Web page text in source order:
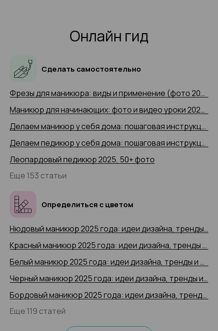
Онлайн гид
Сделать самостоятельно
Фрезы для маникюра: виды и применение (фото 2025 и видео-примеры)
Маникюр для начинающих: фото и видео уроки 2025 года
Делаем маникюр у себя дома: пошаговая инструкция 2025 (+ видео)
Делаем педикюр у себя дома: пошаговая инструкция 2025 года с 50+ фото
Леопардовый педикюр 2025, 50+ фото
Еще 153 статьи
Определиться с цветом
Нюдовый маникюр 2025 года: идеи дизайна, тренды и новинки, 200+ фото
Красный маникюр 2025 года: идеи дизайна, тренды и новинки, 200+ фото
Белый маникюр 2025 года: идеи дизайна, тренды и новинки, 200+ фото
Черный маникюр 2025 года: идеи дизайна, тренды и новинки, 200+ фото
Бордовый маникюр 2025 года: идеи дизайна, тренды и новинки, 200+ фото
Еще 119 статей